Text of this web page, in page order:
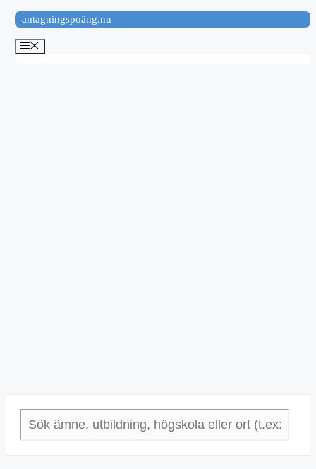
Hoppa
till
innehåll
antagningspoäng.nu
Meny